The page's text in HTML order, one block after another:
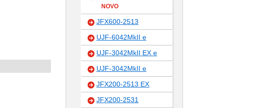
NOVO
JFX600-2513
UJF-6042MkII e
UJF-3042MkII EX e
UJF-3042MkII e
JFX200-2513 EX
JFX200-2531